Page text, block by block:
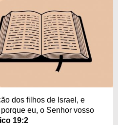
dos filhos de Israel, e
eu, o Senhor vosso
19:2